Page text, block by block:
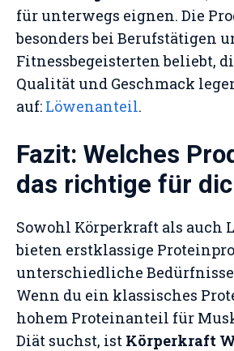
für unterwegs eignen. Die
besonders bei Berufstätigen
Fitnessbegeisterten beliebt,
Qualität und Geschmack
auf: Löwenanteil.
Fazit: Welches
das richtige für
Sowohl Körperkraft als auch
bieten erstklassige
unterschiedliche Bedürfnisse
Wenn du ein klassisches
hohem Proteinanteil für
Diät suchst, ist Körperkraft